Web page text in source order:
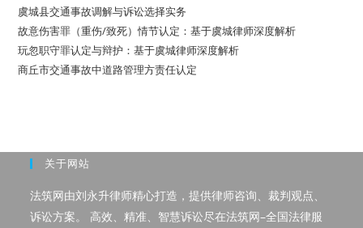
虞城县交通事故调解与诉讼选择实务
故意伤害罪（重伤/致死）情节认定：基于虞城律师深度解析
玩忽职守罪认定与辩护：基于虞城律师深度解析
商丘市交通事故中道路管理方责任认定
关于网站
法筑网由刘永升律师精心打造，提供律师咨询、裁判观点、
诉讼方案。 高效、精准、智慧诉讼尽在法筑网–全国法律服